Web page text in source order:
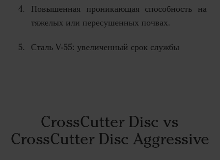
Повышенная проникающая способность на
тяжелых или пересушенных почвах.
Сталь V-55: увеличенный срок службы
CrossCutter Disc vs
CrossCutter Disc Aggressive